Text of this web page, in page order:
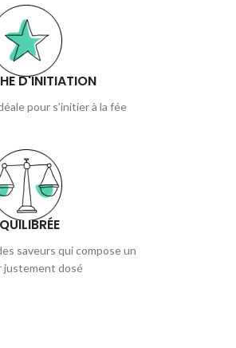
D'INITIATION
pour s’initier à la fée
saveurs qui compose un
justement dosé